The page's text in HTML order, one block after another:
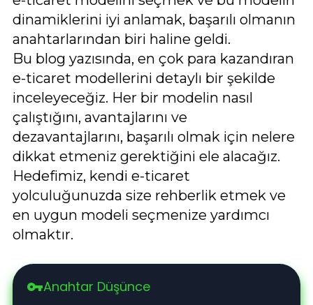
dinamiklerini iyi anlamak, başarılı olmanın
anahtarlarından biri haline geldi.
Bu blog yazısında, en çok para kazandıran
e-ticaret modellerini detaylı bir şekilde
inceleyeceğiz. Her bir modelin nasıl
çalıştığını, avantajlarını ve
dezavantajlarını, başarılı olmak için nelere
dikkat etmeniz gerektiğini ele alacağız.
Hedefimiz, kendi e-ticaret
yolculuğunuzda size rehberlik etmek ve
en uygun modeli seçmenize yardımcı
olmaktır.
vpn_keyAnahtar Düşünce